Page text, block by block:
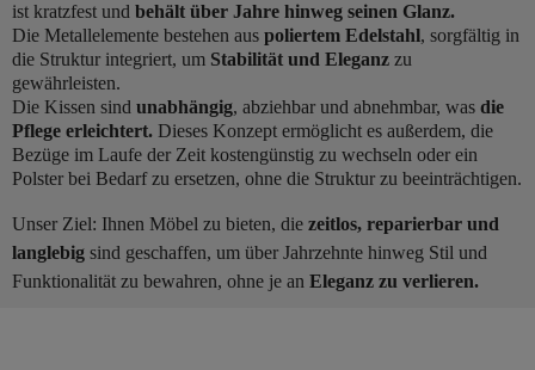
ist kratzfest und behält über Jahre hinweg seinen Glanz.
Die Metallelemente bestehen aus poliertem Edelstahl, sorgfältig in
die Struktur integriert, um Stabilität und Eleganz zu
gewährleisten.
Die Kissen sind unabhängig, abziehbar und abnehmbar, was die
Pflege erleichtert. Dieses Konzept ermöglicht es außerdem, die
Bezüge im Laufe der Zeit kostengünstig zu wechseln oder ein
Polster bei Bedarf zu ersetzen, ohne die Struktur zu beeinträchtigen.
Unser Ziel: Ihnen Möbel zu bieten, die zeitlos, reparierbar und
langlebig sind geschaffen, um über Jahrzehnte hinweg Stil und
Funktionalität zu bewahren, ohne je an Eleganz zu verlieren.